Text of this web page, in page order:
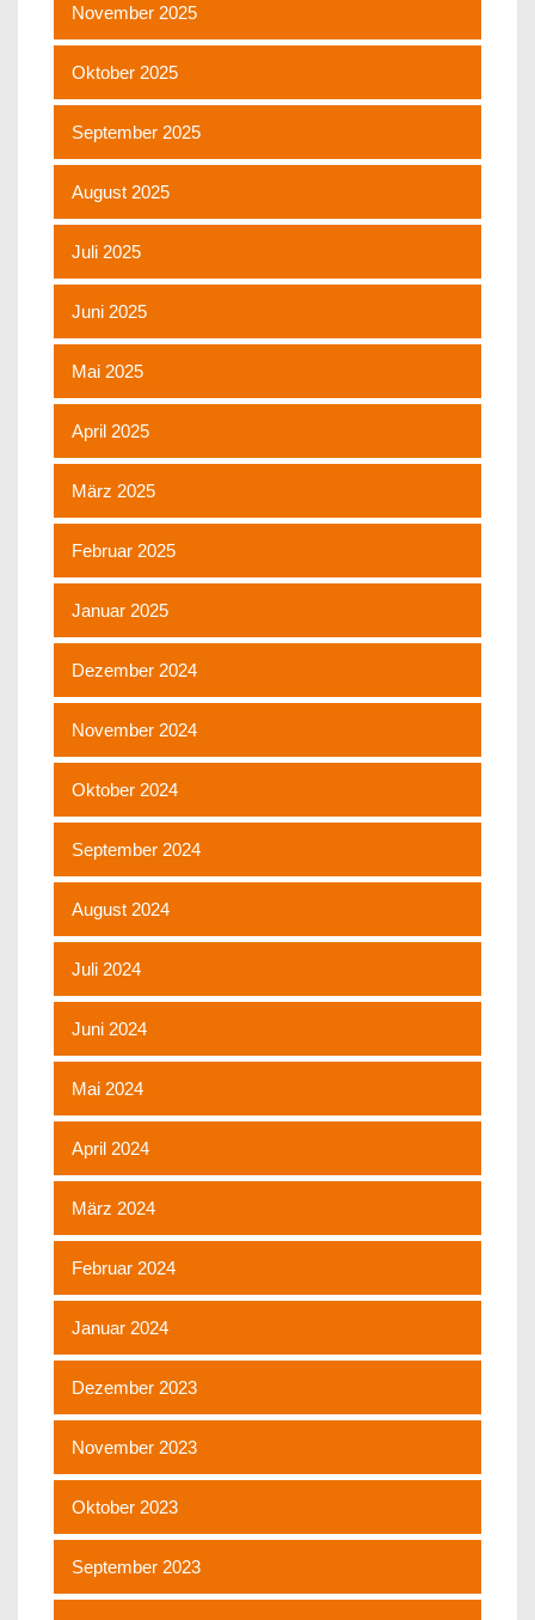
November 2025
Oktober 2025
September 2025
August 2025
Juli 2025
Juni 2025
Mai 2025
April 2025
März 2025
Februar 2025
Januar 2025
Dezember 2024
November 2024
Oktober 2024
September 2024
August 2024
Juli 2024
Juni 2024
Mai 2024
April 2024
März 2024
Februar 2024
Januar 2024
Dezember 2023
November 2023
Oktober 2023
September 2023